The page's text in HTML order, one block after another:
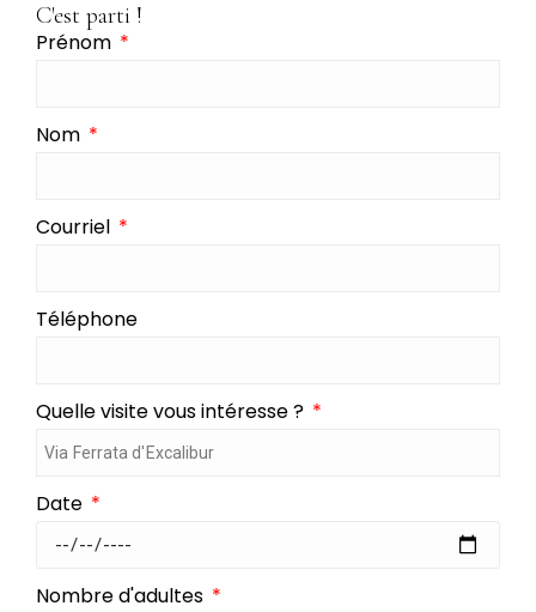
C'est parti !
Prénom
Nom
Courriel
Téléphone
Quelle visite vous intéresse ?
Date
Nombre d'adultes